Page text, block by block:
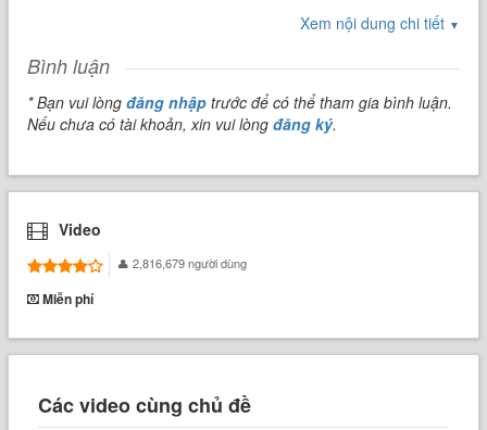
Xem nội dung chi tiết ▼
Bình luận
* Bạn vui lòngđăng nhập trước để có thể tham gia bình luận.
Nếu chưa có tài khoản, xin vui lòngđăng ký.
Video
2,816,679 người dùng
Miễn phí
Các video cùng chủ đề